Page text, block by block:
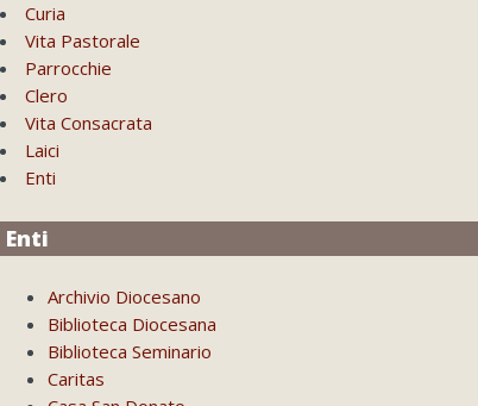
Curia
Vita Pastorale
Parrocchie
Clero
Vita Consacrata
Laici
Enti
Enti
Archivio Diocesano
Biblioteca Diocesana
Biblioteca Seminario
Caritas